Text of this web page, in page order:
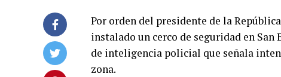
Por orden del presidente de la
instalado un cerco de seguridad en
de inteligencia policial que señala
zona.